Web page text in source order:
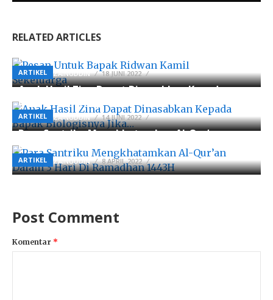
RELATED ARTICLES
ARTIKEL
Pesan Untuk Bapak Ridwan Kamil Sekeluarga
BYAHMADZAINUDDIN 18 JUNI 2022
ARTIKEL
Anak Hasil Zina Dapat Dinasabkan Kepada
Bapak Biologisnya Jika…
BYAHMADZAINUDDIN 14 JUNI 2022
ARTIKEL
Para Santriku Mengkhatamkan Al-Qur’an
Dalam 3 Hari Di Ramadhan 1443H
BYAHMADZAINUDDIN 8 APRIL 2022
Post Comment
Komentar *